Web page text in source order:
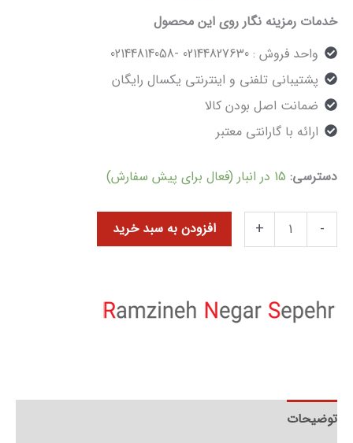
خدمات رمزینه نگار روی این محصول
واحد فروش : 02144827630 -02144814058
پشتیبانی تلفنی و اینترنتی یکسال رایگان
ضمانت اصل بودن کالا
ارائه با گارانتی معتبر
دسترسی: 15 در انبار (فعال برای پیش سفارش)
-
+ افزودن به سبد خرید
توضیحات